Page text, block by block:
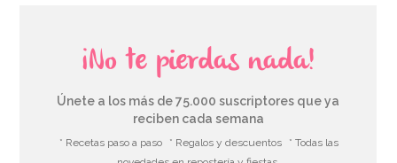
¡No te pierdas nada!
Únete a los más de 75.000 suscriptores que ya
reciben cada semana
* Recetas paso a paso * Regalos y descuentos
* Todas las